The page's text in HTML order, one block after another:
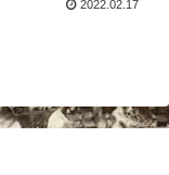
2022.02.17